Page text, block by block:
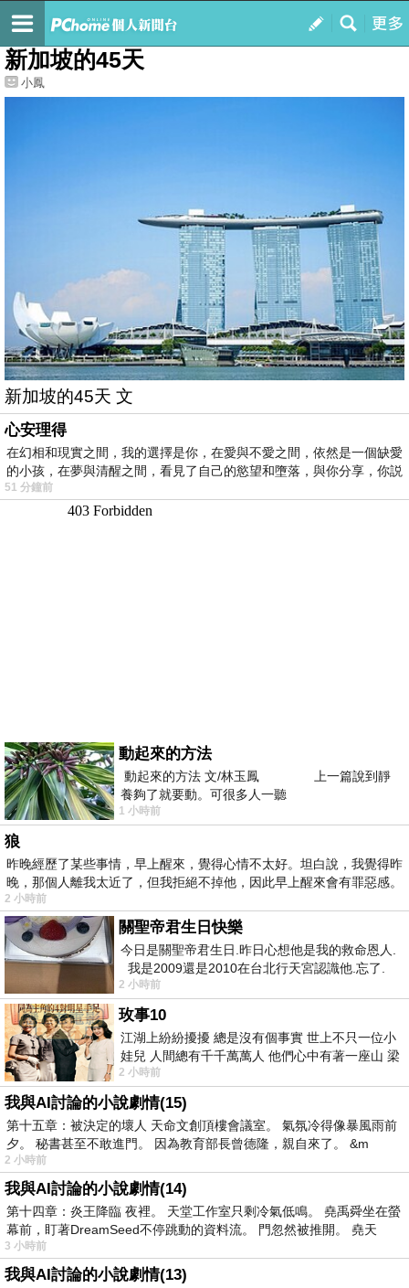
我的
最新文章
新加坡的45天
小鳳
新加坡的45天 文
心安理得
在幻相和現實之間，我的選擇是你，在愛與不愛之間，依然是一個缺愛
的小孩，在夢與清醒之間，看見了自己的慾望和墮落，與你分享，你説
51 分鐘前
動起來的方法
動起來的方法 文/林玉鳳 上一篇說到靜
養夠了就要動。可很多人一聽
1 小時前
狼
昨晚經歷了某些事情，早上醒來，覺得心情不太好。坦白說，我覺得昨
晚，那個人離我太近了，但我拒絕不掉他，因此早上醒來會有罪惡感。
2 小時前
關聖帝君生日快樂
今日是關聖帝君生日.昨日心想他是我的救命恩人.
我是2009還是2010在台北行天宮認識他.忘了.
一個奇摩交友的網友學
2 小時前
玫事10
江湖上紛紛擾擾 總是沒有個事實 世上不只一位小
娃兒 人間總有千千萬萬人 他們心中有著一座山 梁
山佛山泰華衡恆嵩 一山之高
2 小時前
我與AI討論的小說劇情(15)
第十五章：被決定的壞人 天命文創頂樓會議室。 氣氛冷得像暴風雨前
夕。 秘書甚至不敢進門。 因為教育部長曾德隆，親自來了。 &m
2 小時前
我與AI討論的小說劇情(14)
第十四章：炎王降臨 夜裡。 天堂工作室只剩冷氣低鳴。 堯禹舜坐在螢
幕前，盯著DreamSeed不停跳動的資料流。 門忽然被推開。 堯天
3 小時前
我與AI討論的小說劇情(13)